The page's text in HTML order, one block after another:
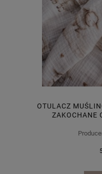
OTULACZ
ZAKOCHANE